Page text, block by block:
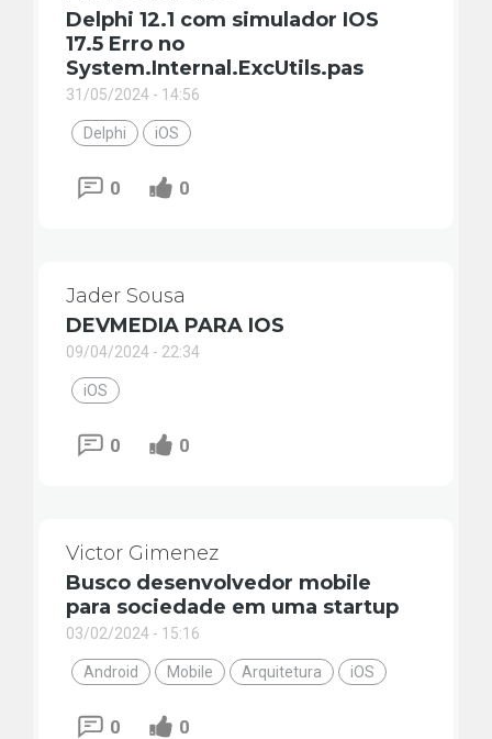
Delphi 12.1 com simulador IOS
17.5 Erro no
System.Internal.ExcUtils.pas
31/05/2024 - 14:56
Delphi iOS
0 0
Jader Sousa
DEVMEDIA PARA IOS
09/04/2024 - 22:34
iOS
0 0
Victor Gimenez
Busco desenvolvedor mobile
para sociedade em uma startup
03/02/2024 - 15:16
Android Mobile Arquitetura iOS
0 0